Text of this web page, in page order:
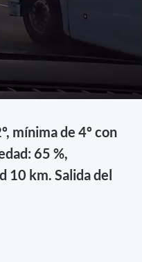
mínima de 4º con
65 %,
10 km. Salida del